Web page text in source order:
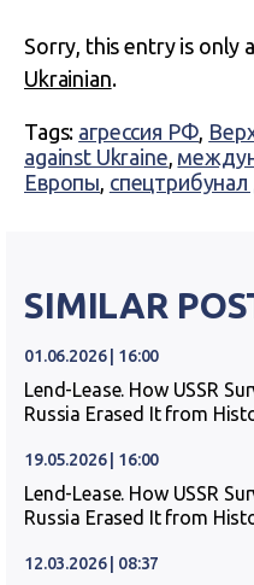
Sorry, this entry is only
Ukrainian.
Tags: агрессия РФ,
against Ukraine,
Европы,
SIMILAR
01.06.2026 | 16:00
Lend-Lease. How USSR
Russia Erased It from
19.05.2026 | 16:00
Lend-Lease. How USSR
Russia Erased It from
12.03.2026 | 08:37